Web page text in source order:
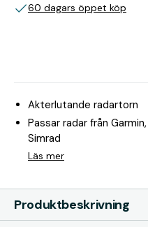
60 dagars öppet köp
Akterlutande radartorn
Passar radar från
Simrad
Läs mer
Produktbeskrivning